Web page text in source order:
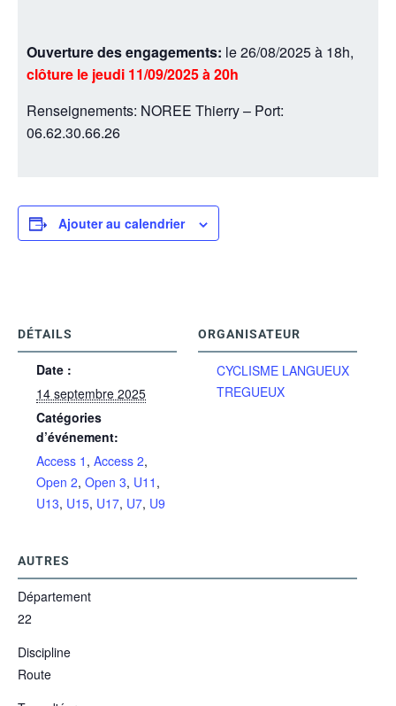
Ouverture des engagements: le 26/08/2025 à 18h,
clôture le jeudi 11/09/2025 à 20h
Renseignements: NOREE Thierry – Port:
06.62.30.66.26
Ajouter au calendrier
DÉTAILS
Date :
14 septembre 2025
Catégories
d’événement:
Access 1 , Access 2,
Open 2, Open 3, U11 ,
U13, U15, U17, U7, U9
ORGANISATEUR
CYCLISME LANGUEUX
TREGUEUX
AUTRES
Département
22
Discipline
Route